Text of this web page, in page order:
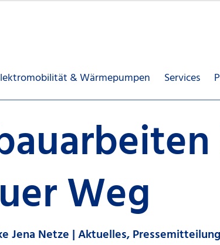
& Wärmepumpen Services
Weg
Jena Netze | Aktuelles,